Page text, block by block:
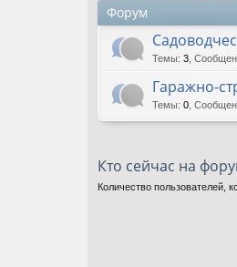
Форум
Темы: 3
Гаражно-
Темы: 0
Кто сейчас на
Количество пользователей,